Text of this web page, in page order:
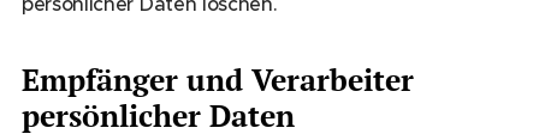
Empfänger und Verarbeiter
persönlicher Daten